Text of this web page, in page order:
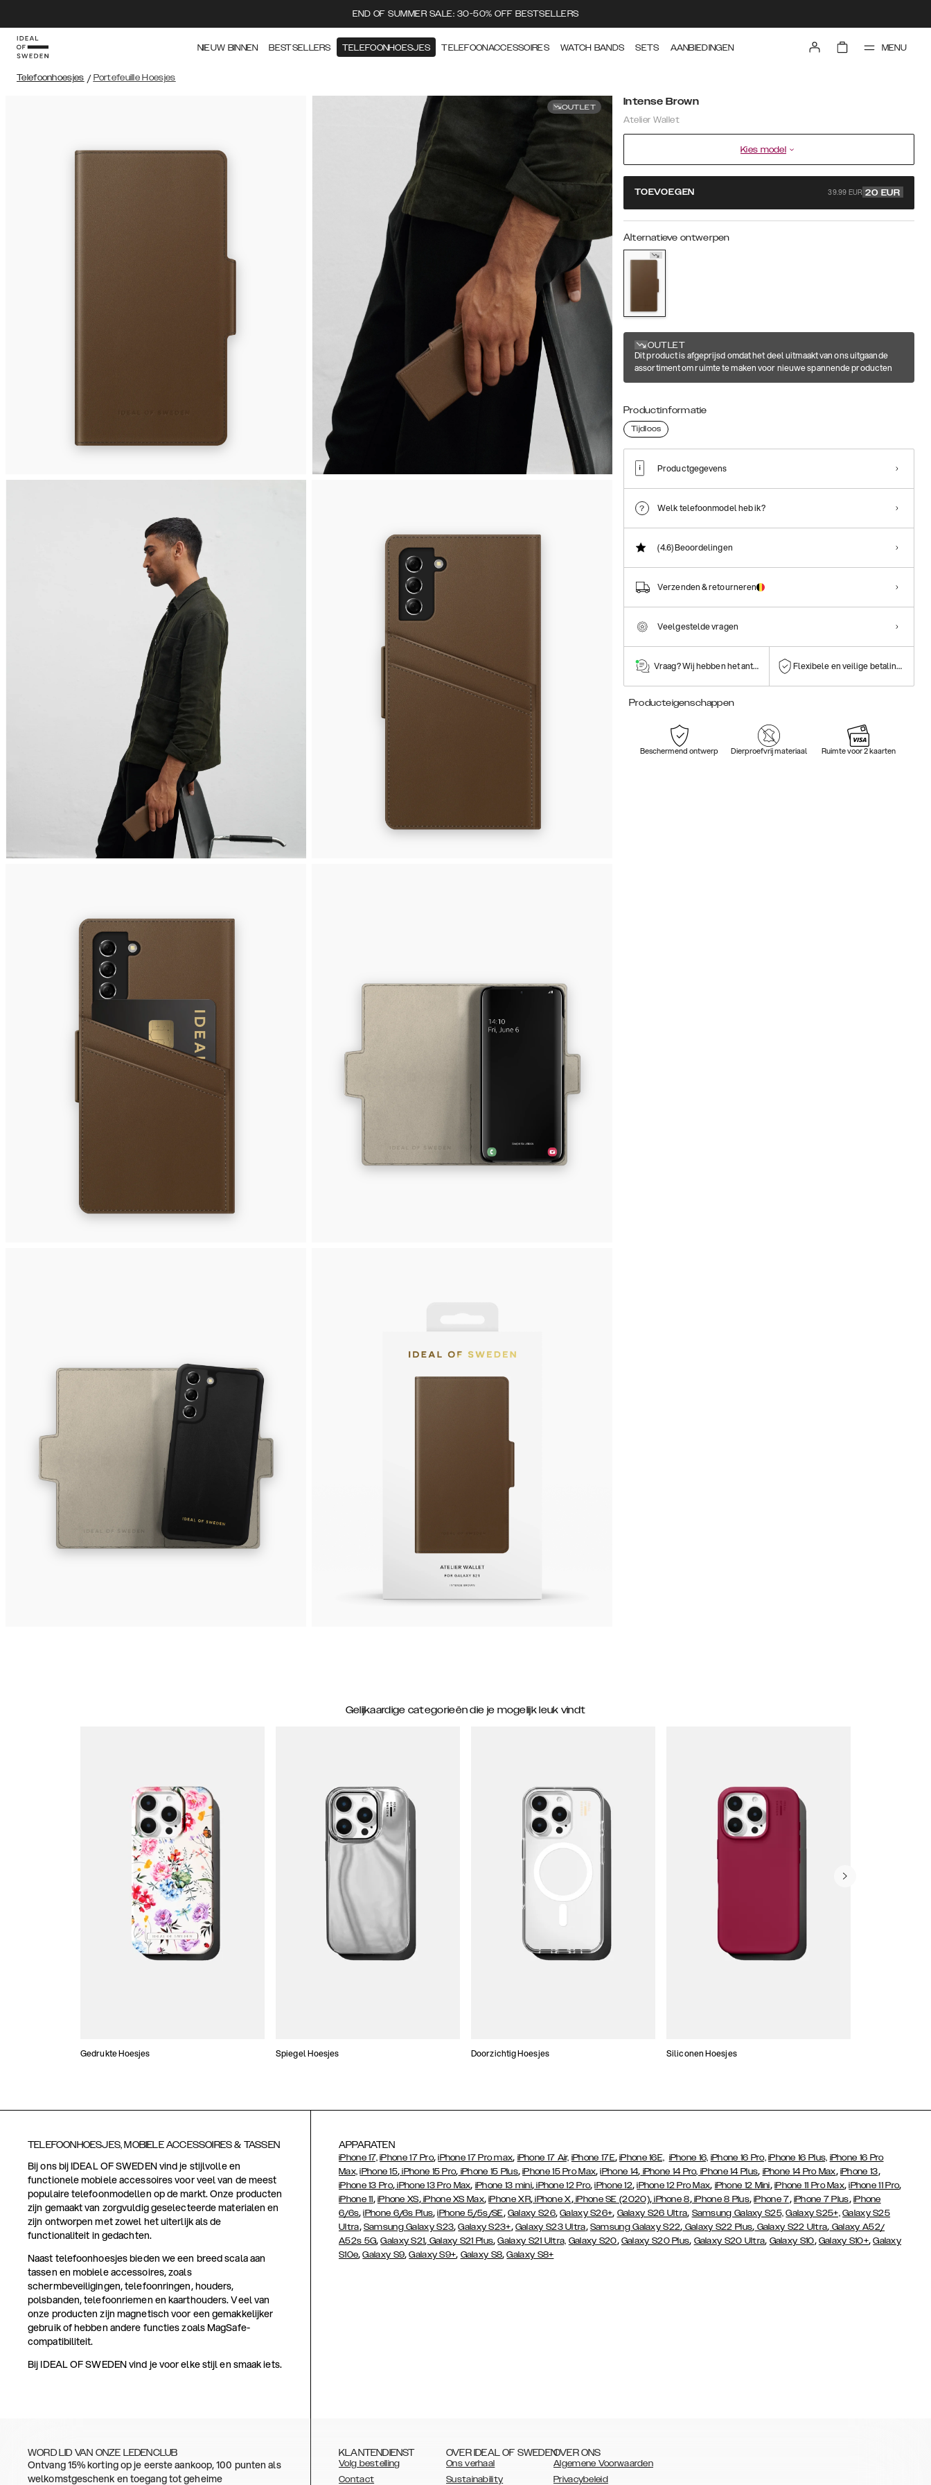
END OF SUMMER SALE: 30-50% OFF BESTSELLERS
NIEUW BINNEN BESTSELLERS TELEFOONHOESJES TELEFOONACCESSOIRES WATCH BANDS SETS AANBIEDINGEN MENU
Telefoonhoesjes / Portefeuille Hoesjes
OUTLET Intense Brown
Atelier Wallet
Kies model
TOEVOEGEN 39.99 EUR 20 EUR
Alternatieve ontwerpen
OUTLET
Dit product is afgeprijsd omdat het deel uitmaakt van ons uitgaande
assortiment om ruimte te maken voor nieuwe spannende producten
Productinformatie
Tijdloos
Productgegevens
Welk telefoonmodel heb ik?
(4.6)Beoordelingen
Verzenden & retourneren
Veelgestelde vragen
Vraag? Wij hebben het antwoord! Flexibele en veilige betalingen
Producteigenschappen
Beschermend ontwerp Dierproefvrij materiaal Ruimte voor 2 kaarten
Gelijkaardige categorieën die je mogelijk leuk vindt
Gedrukte Hoesjes Spiegel Hoesjes Doorzichtig Hoesjes Siliconen Hoesjes
TELEFOONHOESJES, MOBIELE ACCESSOIRES & TASSEN
Bij ons bij IDEAL OF SWEDEN vind je stijlvolle en
functionele mobiele accessoires voor veel van de meest
populaire telefoonmodellen op de markt. Onze producten
zijn gemaakt van zorgvuldig geselecteerde materialen en
zijn ontworpen met zowel het uiterlijk als de
functionaliteit in gedachten.
Naast telefoonhoesjes bieden we een breed scala aan
tassen en mobiele accessoires, zoals
schermbeveiligingen, telefoonringen, houders,
polsbanden, telefoonriemen en kaarthouders. Veel van
onze producten zijn magnetisch voor een gemakkelijker
gebruik of hebben andere functies zoals MagSafe-
compatibiliteit.
Bij IDEAL OF SWEDEN vind je voor elke stijl en smaak iets.
APPARATEN
iPhone 17, iPhone 17 Pro,iPhone 17 Pro max, iPhone 17 Air, iPhone 17E,iPhone 16E, iPhone 16, iPhone 16 Pro, iPhone 16 Plus, iPhone 16 Pro
Max, iPhone 15, iPhone 15 Pro, iPhone 15 Plus,iPhone 15 Pro Max,iPhone 14, iPhone 14 Pro, iPhone 14 Plus, iPhone 14 Pro Max, iPhone 13,
iPhone 13 Pro, iPhone 13 Pro Max, iPhone 13 mini,iPhone 12 Pro,iPhone 12,iPhone 12 Pro Max, iPhone 12 Mini, iPhone 11 Pro Max,iPhone 11 Pro,
iPhone 11, iPhone XS,iPhone XS Max,iPhone XR,iPhone X,iPhone SE (2020),iPhone 8,iPhone 8 Plus,iPhone 7, iPhone 7 Plus, iPhone
6/6s,iPhone 6/6s Plus,iPhone 5/5s/SE, Galaxy S26,Galaxy S26+, Galaxy S26 Ultra, Samsung Galaxy S25, Galaxy S25+, Galaxy S25
Ultra, Samsung Galaxy S23,Galaxy S23+, Galaxy S23 Ultra, Samsung Galaxy S22, Galaxy S22 Plus, Galaxy S22 Ultra, Galaxy A52/
A52s 5G,Galaxy S21, Galaxy S21 Plus,Galaxy S21 Ultra, Galaxy S20, Galaxy S20 Plus, Galaxy S20 Ultra, Galaxy S10, Galaxy S10+,Galaxy
S10e,Galaxy S9,Galaxy S9+, Galaxy S8,Galaxy S8+
WORD LID VAN ONZE LEDENCLUB
Ontvang 15% korting op je eerste aankoop, 100 punten als
welkomstgeschenk en toegang tot geheime
KLANTENDIENST
Volg bestelling
Contact
OVER IDEAL OF SWEDEN
Ons verhaal
Sustainability
OVER ONS
Algemene Voorwaarden
Privacybeleid